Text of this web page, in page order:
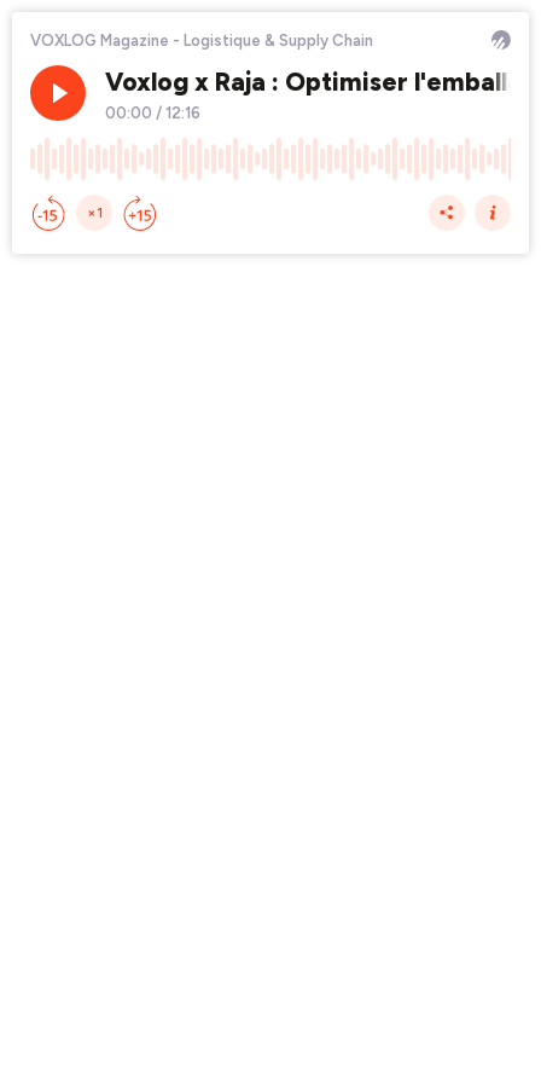
VOXLOG Magazine - Logistique & Supply Chain
Voxlog x Raja : Optimiser
00:00 / 12:16
×1